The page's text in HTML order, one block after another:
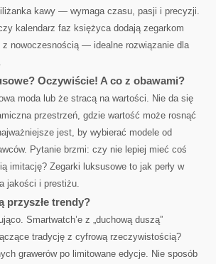
kawy — wymaga czasu, pasji i precyzji.
kalendarz faz księżyca dodają zegarkom
z nowoczesnością — idealne rozwiązanie dla
Oczywiście! A co z obawami?
moda lub że stracą na wartości. Nie da się
przestrzeń, gdzie wartość może rosnąć
jest, by wybierać modele od
Pytanie brzmi: czy nie lepiej mieć coś
imitację? Zegarki luksusowe to jak perły w
jakości i prestiżu.
trendy?
Smartwatch’e z „duchową duszą”
tradycję z cyfrową rzeczywistością?
grawerów po limitowane edycje. Nie sposób